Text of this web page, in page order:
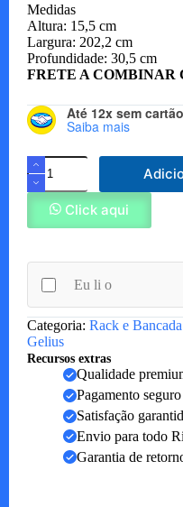
Medidas
Altura: 15,5 cm
Largura: 202,2 cm
Profundidade: 30,5 cm
FRETE A COMBINAR
Até 12x sem cartão
Saiba mais
Nicho
Nobre/Royal
quantidade
Click aqui
Eu li o
Categoria: Rack e Bancada
Gelius
Recursos extras
Qualidade
Pagamento seguro
Satisfação
Envio para todo
Garantia de